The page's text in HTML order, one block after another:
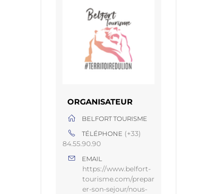
ORGANISATEUR
BELFORT TOURISME
TÉLÉPHONE (+33)
84.55.90.90
EMAIL
https://www.belfort-
tourisme.com/prepar
er-son-sejour/nous-